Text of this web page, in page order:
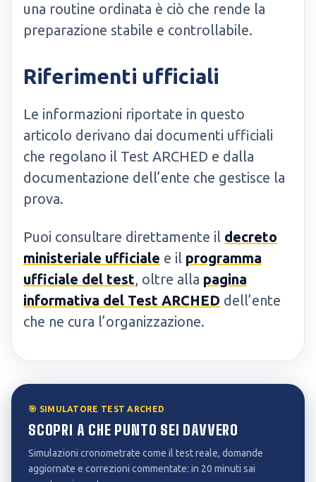
una routine ordinata è ciò che rende la
preparazione stabile e controllabile.
Riferimenti ufficiali
Le informazioni riportate in questo
articolo derivano dai documenti ufficiali
che regolano il Test ARCHED e dalla
documentazione dell’ente che gestisce la
prova.
Puoi consultare direttamente il decreto
ministeriale ufficiale e il programma
ufficiale del test, oltre alla pagina
informativa del Test ARCHED dell’ente
che ne cura l’organizzazione.
🎯 SIMULATORE TEST ARCHED
SCOPRI A CHE PUNTO SEI DAVVERO
Simulazioni cronometrate come il test reale, domande
aggiornate e correzioni commentate: in 20 minuti sai